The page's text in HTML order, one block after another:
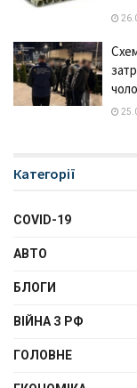
Категорії
COVID-19
АВТО
БЛОГИ
ВІЙНА З РФ
ГОЛОВНЕ